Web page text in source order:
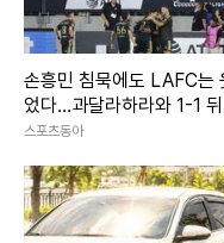
손흥민 침묵에도 LAFC는
었다…과달라하라와 1-1 뒤
승부차기 승리, 첫 리그스컵
스포츠동아